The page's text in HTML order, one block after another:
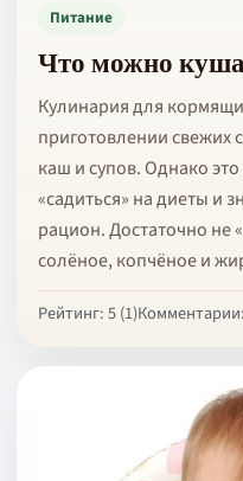
Питание
Что можно
Кулинария для
приготовлении свежих
каш и супов. Однако
«садиться» на диеты и
рацион. Достаточно не
солёное, копчёное и
Рейтинг: 5 (1)